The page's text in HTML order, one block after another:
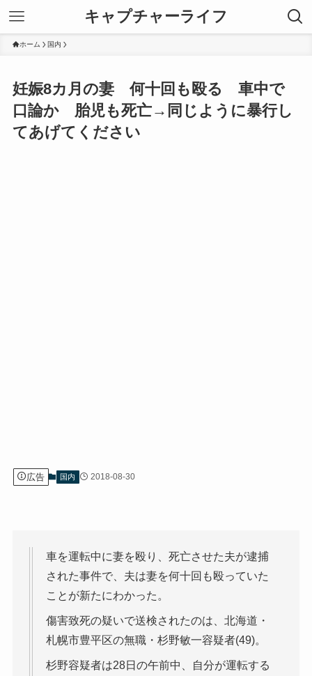
キャプチャーライフ
ホーム 国内
妊娠8カ月の妻 何十回も殴る 車中で
口論か 胎児も死亡→同じように暴行し
てあげてください
広告 国内 2018-08-30
車を運転中に妻を殴り、死亡させた夫が逮捕
された事件で、夫は妻を何十回も殴っていた
ことが新たにわかった。
傷害致死の疑いで送検されたのは、北海道・
札幌市豊平区の無職・杉野敏一容疑者(49)。
杉野容疑者は28日の午前中、自分が運転する